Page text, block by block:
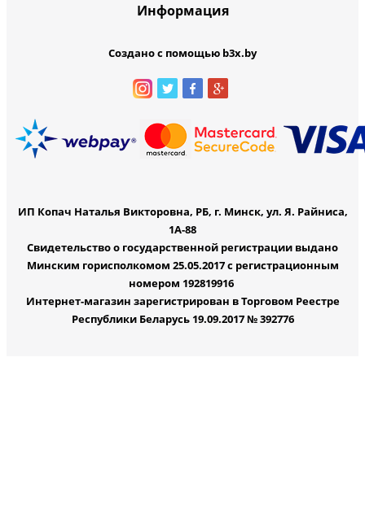
Информация
Создано с помощью b3x.by
ИП Копач Наталья Викторовна, РБ, г. Минск, ул. Я. Райниса,
1А-88
Свидетельство о государственной регистрации выдано
Минским горисполкомом 25.05.2017 с регистрационным
номером 192819916
Интернет-магазин зарегистрирован в Торговом Реестре
Республики Беларусь 19.09.2017 № 392776